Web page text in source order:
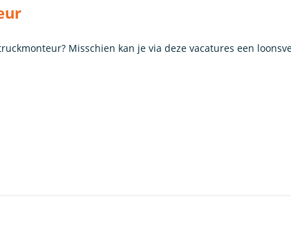
Misschien kan je via deze vacatures een